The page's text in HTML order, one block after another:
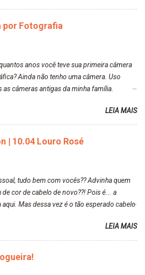
PARA SER MAIS VOCÊ 10.04 LOURO
luvas e um guia explicativo im...
por Fotografia
anos você teve sua primeira câmera
Ainda não tenho uma câmera. Uso
as câmeras antigas da minha família.
gosto mais de fotografar, mas comecei a
de ser a minha modelo. Você tem
câmera para fotografar? Ainda não tenho
câmera profissional. Por enquanto, a
Sim. Posto aqui e pelas minhas páginas.
We heart it, ou instagram? Instagram. Eu
não gosto de Tumblr e nem do We
no modo original? Sou do time foto
LEIA MAIS
| 10.04 Louro Rosé
tudo bem com vocês?? Advinha quem
de cor de cabelo de novo??! Pois é... a
aqui. Mas dessa vez é o tão esperado cabelo
Rosé Se vocês não acompanharam a saga do
colorido, vou deixar aqui embaixo, o link
que fiz para vocês verem: ✨ Alfaparf | Alta
Creative Crazy Colors Pink
LEIA MAIS